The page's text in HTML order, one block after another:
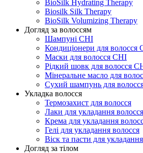
BioSilk Hydrating Therapy
Biosilk Silk Therapy
BioSilk Volumizing Therapy
Догляд за волоссям
Шампуні CHI
Кондиціонери для волосся
Маски для волосся CHI
Рідкий шовк для волосся
Мінеральне масло для
Сухий шампунь для
Укладка волосся
Термозахист для волосся
Лаки для укладання волосся
Крема для укладання
Гелі для укладання волосся
Віск та пасти для
Догляд за тілом